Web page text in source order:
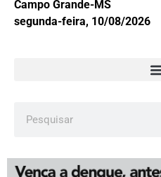
Campo Grande-MS
segunda-feira, 10/08/2026